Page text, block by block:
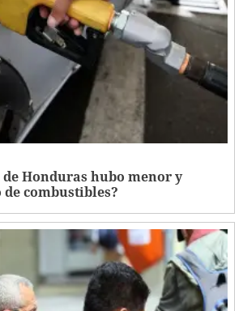
de Honduras hubo menor y
combustibles?